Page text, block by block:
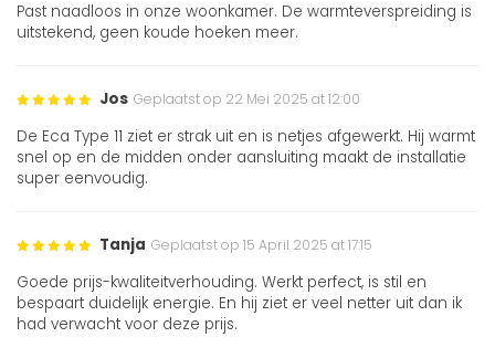
Past naadloos in onze woonkamer. De warmteverspreiding is
uitstekend, geen koude hoeken meer.
Jos Geplaatst op 22 Mei 2025 at 12:00
De Eca Type 11 ziet er strak uit en is netjes afgewerkt. Hij warmt
snel op en de midden onder aansluiting maakt de installatie
super eenvoudig.
Tanja Geplaatst op 15 April 2025 at 17:15
Goede prijs-kwaliteitverhouding. Werkt perfect, is stil en
bespaart duidelijk energie. En hij ziet er veel netter uit dan ik
had verwacht voor deze prijs.